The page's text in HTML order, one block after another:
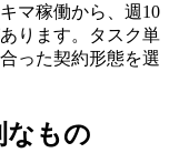
マ稼働から、週10
ります。タスク単
った契約形態を選
なもの